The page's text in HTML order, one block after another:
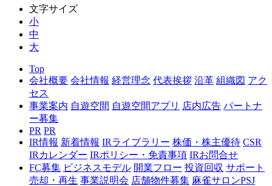
文字サイズ
小
中
大
Top
会社概要 会社情報 経営理念 代表挨拶 沿革 組織図 アク
セス
事業案内 自遊空間 自遊空間アプリ 店内広告 パートナ
ー募集
PR PR
IR情報 新着情報 IRライブラリー 株価・株主優待 CSR
IRカレンダー IRポリシー・免責事項 IRお問合せ
FC募集 ビジネスモデル 開業フロー 投資回収 サポート
売却・再生 事業説明会 店舗物件募集 麻雀サロンPSJ